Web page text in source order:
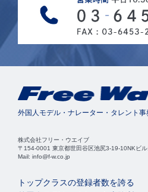
外国人モデル・ナレーター・タレント事
株式会社フリー・ウエイブ
〒154-0001 東京都世田谷区池尻3-19-10NKビ
Mail: info@f-w.co.jp
トップクラスの登録者数を誇る